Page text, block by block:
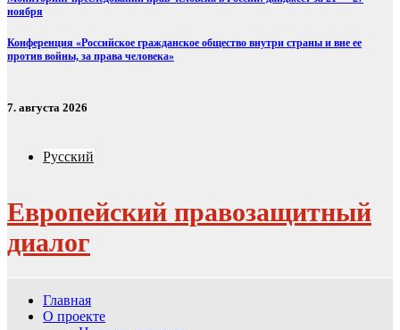
ноября
Конференция «Российское гражданское общество внутри страны и вне ее
против войны, за права человека»
7. августа 2026
Русский
Европейский правозащитный
диалог
Главная
О проекте